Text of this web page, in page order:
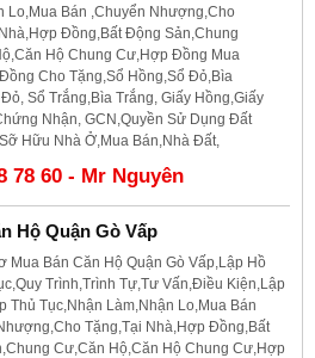
Lo,Mua Bán ,Chuyển Nhượng,Cho
Đồng,Bất Động Sản,Chung
Hộ Chung Cư,Hợp Đồng Mua
Cho Tặng,Sổ Hồng,Sổ Đỏ,Bìa
Sổ Trắng,Bìa Trắng, Giấy Hồng,Giấy
Nhận, GCN,Quyền Sử Dụng Đất
Hữu Nhà Ở,Mua Bán,Nhà Đất,
78 60 - Mr Nguyên
Hộ Quận Gò Vấp
Mua Bán Căn Hộ Quận Gò Vấp,Lập Hồ
Trình,Trình Tự,Tư Vấn,Điều Kiện,Lập
Thủ Tục,Nhận Làm,Nhận Lo,Mua Bán
Tặng,Tại Nhà,Hợp Đồng,Bất
Cư,Căn Hộ,Căn Hộ Chung Cư,Hợp